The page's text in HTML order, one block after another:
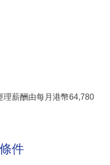
理薪酬由每月港幣64,780
件